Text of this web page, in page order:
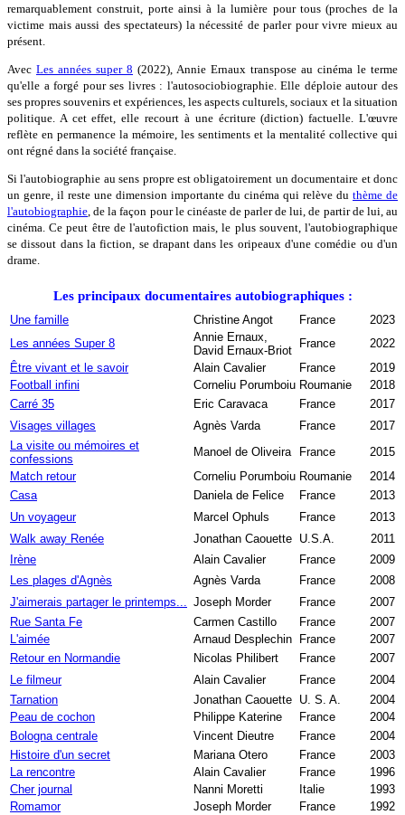
remarquablement construit, porte ainsi à la lumière pour tous (proches de la
victime mais aussi des spectateurs) la nécessité de parler pour vivre mieux au
présent.
Avec Les années super 8 (2022), Annie Ernaux transpose au cinéma le terme
qu'elle a forgé pour ses livres : l'autosociobiographie. Elle déploie autour des
ses propres souvenirs et expériences, les aspects culturels, sociaux et la situation
politique. A cet effet, elle recourt à une écriture (diction) factuelle. L'œuvre
reflète en permanence la mémoire, les sentiments et la mentalité collective qui
ont régné dans la société française.
Si l'autobiographie au sens propre est obligatoirement un documentaire et donc
un genre, il reste une dimension importante du cinéma qui relève du thème de
l'autobiographie, de la façon pour le cinéaste de parler de lui, de partir de lui, au
cinéma. Ce peut être de l'autofiction mais, le plus souvent, l'autobiographique
se dissout dans la fiction, se drapant dans les oripeaux d'une comédie ou d'un
drame.
Les principaux documentaires autobiographiques :
Une famille Christine Angot France
2023
Les années Super 8
Annie Ernaux,
David Ernaux-Briot
France
2022
Être vivant et le savoir
Alain Cavalier France
2019
Football infini
Corneliu Porumboiu Roumanie
2018
Carré 35
Eric Caravaca France
2017
Visages villages
Agnès Varda France
2017
La visite ou mémoires et
confessions
Manoel de Oliveira France
2015
Match retour
Corneliu Porumboiu Roumanie
2014
Casa
Daniela de Felice France
2013
Un voyageur
Marcel Ophuls France
2013
Walk away Renée
Jonathan Caouette U.S.A.
2011
Irène
Alain Cavalier France
2009
Les plages d'Agnès
Agnès Varda France
2008
J'aimerais partager le printemps...
Joseph Morder France
2007
Rue Santa Fe
Carmen Castillo France
2007
L'aimée
Arnaud Desplechin France
2007
Retour en Normandie
Nicolas Philibert France
2007
Le filmeur
Alain Cavalier France
2004
Tarnation
Jonathan Caouette U. S. A.
2004
Peau de cochon
Philippe Katerine France
2004
Bologna centrale
Vincent Dieutre France
2004
Histoire d'un secret
Mariana Otero France
2003
La rencontre
Alain Cavalier France
1996
Cher journal
Nanni Moretti Italie
1993
Romamor
Joseph Morder France 1992